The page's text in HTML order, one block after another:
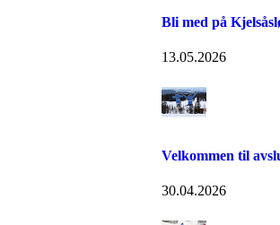
Bli med på
13.05.2026
Velkommen til
30.04.2026